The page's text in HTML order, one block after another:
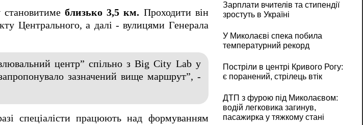
становитиме близько 3,5 км. Проходити він
Центрального, а далі - вулицями Генерала
центр” спільно з Big City Lab у
зазначений вище маршрут”, -
спеціалісти працюють над формуванням
Зарплати вчителів та стипендії
зростуть в Україні
У Миколаєві спека побила
температурний рекорд
Постріли в центрі Кривого Рогу:
є поранений, стрілець втік
ДТП з фурою під Миколаєвом:
водій легковика загинув,
пасажирка у тяжкому стані